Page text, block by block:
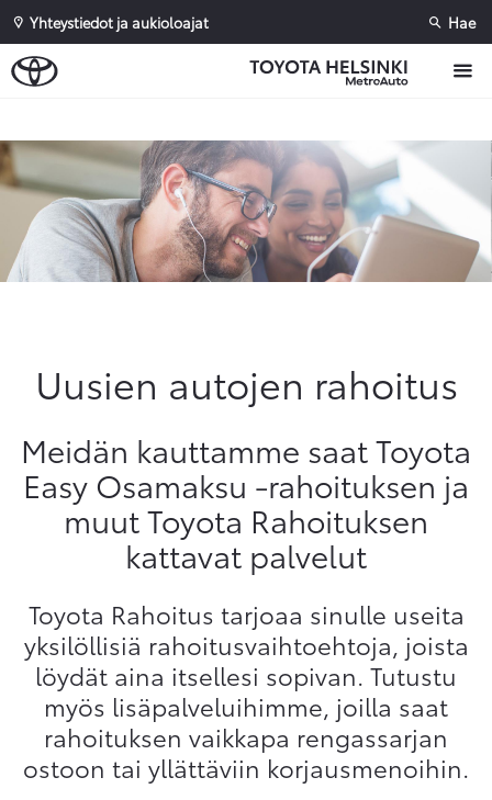
Yhteystiedot ja aukioloajat Hae
Uusien autojen rahoitus
Meidän kauttamme saat Toyota
Easy Osamaksu -rahoituksen ja
muut Toyota Rahoituksen
kattavat palvelut
Toyota Rahoitus tarjoaa sinulle useita
yksilöllisiä rahoitusvaihtoehtoja, joista
löydät aina itsellesi sopivan. Tutustu
myös lisäpalveluihimme, joilla saat
rahoituksen vaikkapa rengassarjan
ostoon tai yllättäviin korjausmenoihin.